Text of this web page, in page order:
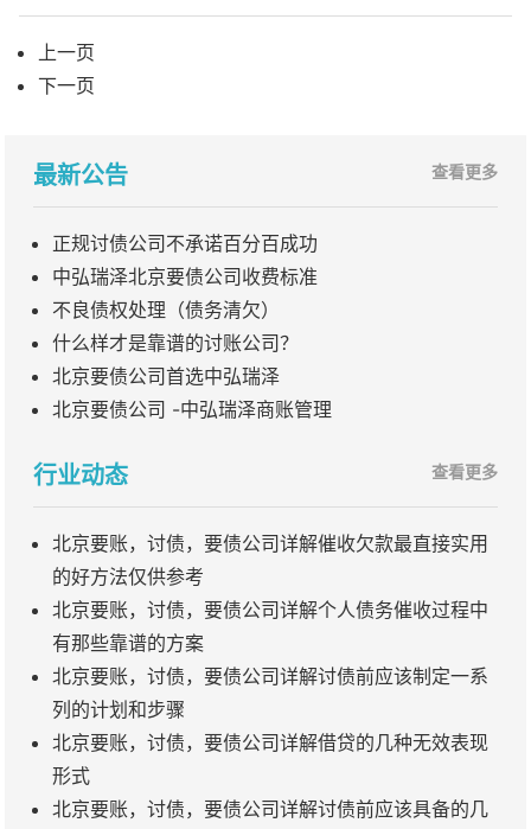
上一页
下一页
最新公告 查看更多
正规讨债公司不承诺百分百成功
中弘瑞泽北京要债公司收费标准
不良债权处理（债务清欠）
什么样才是靠谱的讨账公司？
北京要债公司首选中弘瑞泽
北京要债公司 -中弘瑞泽商账管理
行业动态 查看更多
北京要账，讨债，要债公司详解催收欠款最直接实用
的好方法仅供参考
北京要账，讨债，要债公司详解个人债务催收过程中
有那些靠谱的方案
北京要账，讨债，要债公司详解讨债前应该制定一系
列的计划和步骤
北京要账，讨债，要债公司详解借贷的几种无效表现
形式
北京要账，讨债，要债公司详解讨债前应该具备的几